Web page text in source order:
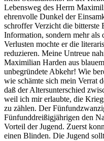
Lebensweg des Herrn
ehrenvolle Dunkel der
schroffer Verzicht die bitterste
Information, sondern mehr als
Verlusten mochte er die
reduzieren. Meine Untreue
Maximilian Harden aus
unbegründete Abkehr! Wie
wie schämte sich mein Verrat
daß der Altersunterschied
weil ich mir erlaubte, die
zu zählen. Der
Fünfunddreißigjährigen den
Vorteil der Jugend. Zuerst
einen Blinden. Die Jugend